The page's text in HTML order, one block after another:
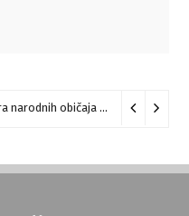
U Vražogrncu počela Smotra narodnih običaja „Vražogrnački točak“